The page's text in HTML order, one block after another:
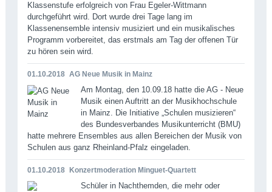
Klassenstufe erfolgreich von Frau Egeler-Wittmann
durchgeführt wird. Dort wurde drei Tage lang im
Klassenensemble intensiv musiziert und ein musikalisches
Programm vorbereitet, das erstmals am Tag der offenen Tür
zu hören sein wird.
01.10.2018 AG Neue Musik in Mainz
Am Montag, den 10.09.18 hatte die AG - Neue
Musik einen Auftritt an der Musikhochschule
in Mainz. Die Initiative „Schulen musizieren“
des Bundesverbandes Musikunterricht (BMU)
hatte mehrere Ensembles aus allen Bereichen der Musik von
Schulen aus ganz Rheinland-Pfalz eingeladen.
01.10.2018 Konzertmoderation Minguet-Quartett
Schüler in Nachthemden, die mehr oder